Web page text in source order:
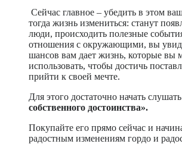
Сейчас главное – убедить в этом
тогда жизнь измениться: станут
люди, происходить полезные
отношения с окружающими, вы
шансов вам дает жизнь, которые вы
использовать, чтобы достичь
прийти к своей мечте.
Для этого достаточно начать
собственного достоинства».
Покупайте его прямо сейчас и
радостным изменениям гордо и